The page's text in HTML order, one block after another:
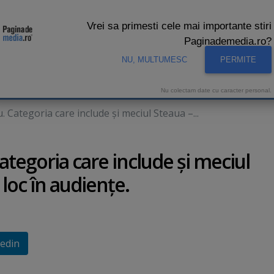
care include şi meciul Steaua –...
care include şi meciul
în audienţe.
Vrei sa primesti cele mai importante stiri
Paginademedia.ro?
NU, MULTUMESC PERMITE
Nu colectam date cu caracter personal.